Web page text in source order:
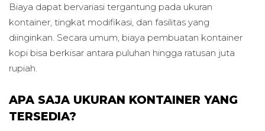
Biaya dapat bervariasi tergantung pada ukuran
kontainer, tingkat modifikasi, dan fasilitas yang
diinginkan. Secara umum, biaya pembuatan kontainer
kopi bisa berkisar antara puluhan hingga ratusan juta
rupiah.
APA SAJA UKURAN KONTAINER YANG
TERSEDIA?